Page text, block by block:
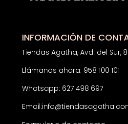
INFORMACIÓN DE
Tiendas Agatha, Avd. del Sur,
Llámanos ahora: 958 100 101
Whatsapp: 627 498 697
Email: